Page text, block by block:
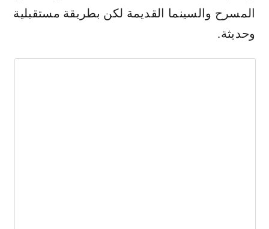
المسرح والسينما القديمة لكن بطريقة مستقبلية
وحديثة.